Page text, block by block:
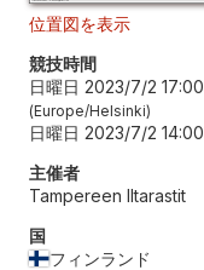
位置図を表示
競技時間
日曜日 2023/7/2 17:00
Europe/Helsinki
日曜日 2023/7/2 14:00
主催者
Tampereen Iltarastit
国
フィンランド